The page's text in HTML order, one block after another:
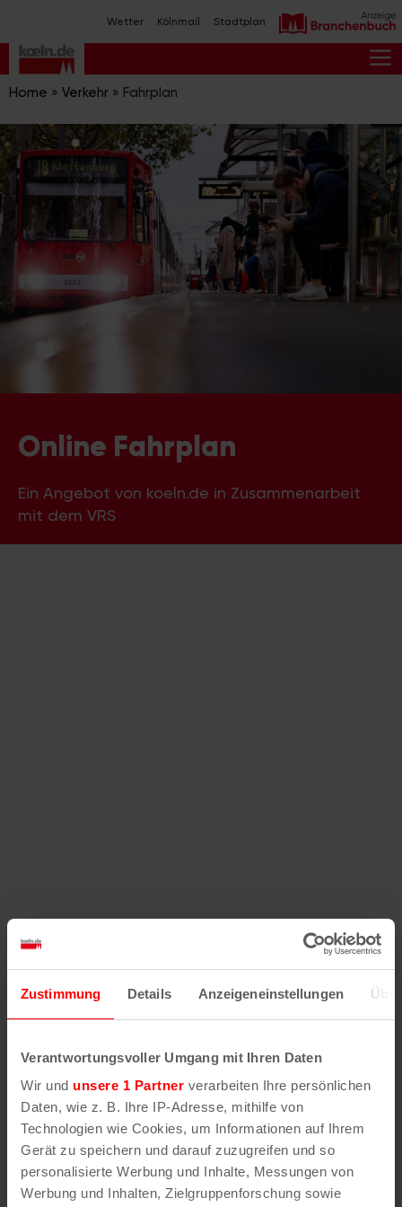
Zustimmung Details Anzeigeneinstellungen
Verantwortungsvoller Umgang mit Ihren Daten
Wir und unsere 1 Partner verarbeiten Ihre persönlichen
Daten, wie z. B. Ihre IP-Adresse, mithilfe von
Technologien wie Cookies, um Informationen auf Ihrem
Gerät zu speichern und darauf zuzugreifen und so
personalisierte Werbung und Inhalte, Messungen von
Werbung und Inhalten, Zielgruppenforschung sowie
Inhalt
springen
Wetter Kölnmail Stadtplan
Home » Verkehr » Fahrplan
Online Fahrplan
Ein Angebot von koeln.de in Zusammenarbeit
mit dem VRS